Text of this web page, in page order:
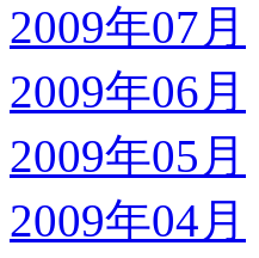
2009年07月
2009年06月
2009年05月
2009年04月